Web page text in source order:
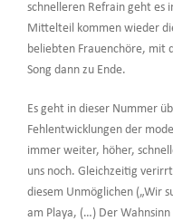
schnelleren Refrain geht es
Mittelteil kommen wieder
beliebten Frauenchöre, mit
Song dann zu Ende.
Es geht in dieser Nummer
Fehlentwicklungen der
immer weiter, höher,
uns noch. Gleichzeitig
diesem Unmöglichen („Wir
am Playa, (…) Der